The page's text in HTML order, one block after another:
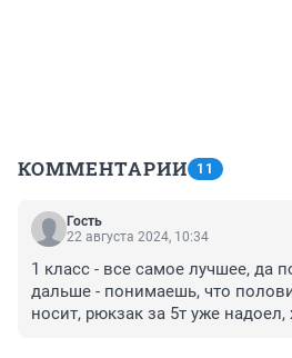
КОММЕНТАРИИ 11
Гость
22 августа 2024, 10:34
1 класс - все самое лучшее, да
дальше - понимаешь, что
носит, рюкзак за 5т уже